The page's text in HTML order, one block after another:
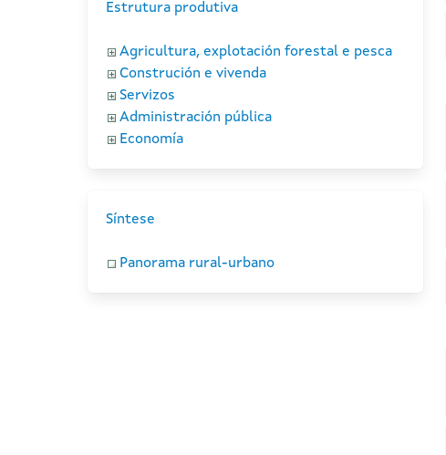
Estrutura produtiva
Agricultura, explotación forestal e pesca
Construción e vivenda
Servizos
Administración pública
Economía
Síntese
Panorama rural-urbano